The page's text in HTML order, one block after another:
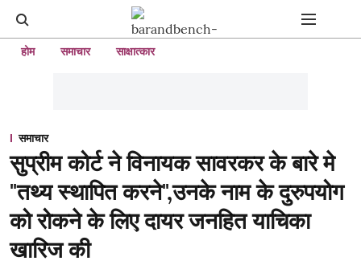
होम समाचार साक्षात्कार
समाचार
सुप्रीम कोर्ट ने विनायक सावरकर के बारे मे
"तथ्य स्थापित करने",उनके नाम के दुरुपयोग
को रोकने के लिए दायर जनहित याचिका
खारिज की